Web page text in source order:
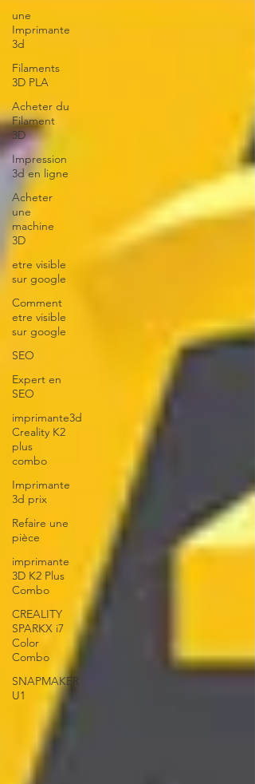
une
Imprimante
3d
Filaments
3D PLA
Acheter du
Filament
3D
Impression
3d en ligne
Acheter
une
machine
3D
etre visible
sur google
Comment
etre visible
sur google
SEO
Expert en
SEO
imprimante3d
Creality K2
plus
combo
Imprimante
3d prix
Refaire une
pièce
imprimante
3D K2 Plus
Combo
CREALITY
SPARKX i7
Color
Combo
SNAPMAKER
U1